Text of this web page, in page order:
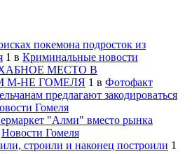
покемона подросток из
1 в Криминальные новости
МЕСТО В
НЕ ГОМЕЛЯ 1 в Фотофакт
предлагают закодироваться
Гомеля
"Алми" вместо рынка
Новости Гомеля
строили и наконец построили 1